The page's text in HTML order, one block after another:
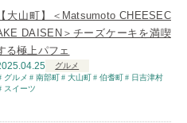
【大山町】＜Matsumoto CHEESEC
DAISEN＞チーズケーキを満喫
る極上パフェ
グルメ
グルメ
南部町 大山町 伯耆町
日吉津村
スイーツ